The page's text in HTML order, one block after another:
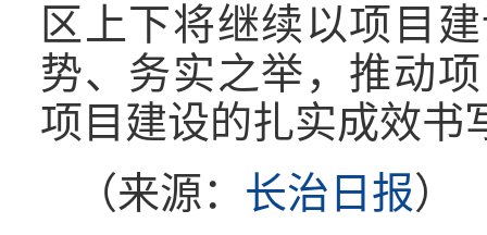
区上下将继续以项目
势、务实之举，推动
项目建设的扎实成效书
（来源： 长治日报）